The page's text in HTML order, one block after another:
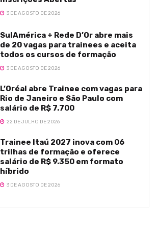
3 DE AGOSTO DE 2026
SulAmérica + Rede D’Or abre mais
de 20 vagas para trainees e aceita
todos os cursos de formação
3 DE AGOSTO DE 2026
L’Oréal abre Trainee com vagas para
Rio de Janeiro e São Paulo com
salário de R$ 7.700
22 DE JULHO DE 2026
Trainee Itaú 2027 inova com 06
trilhas de formação e oferece
salário de R$ 9.350 em formato
híbrido
3 DE AGOSTO DE 2026